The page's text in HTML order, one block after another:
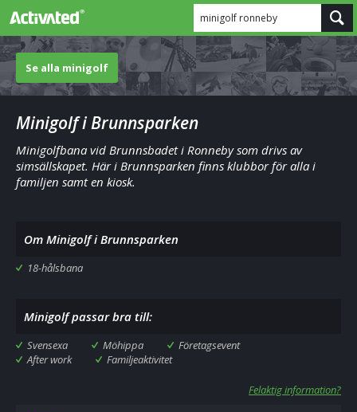
minigolf ronneby
Se alla minigolf
Minigolf i Brunnsparken
Minigolfbana vid Brunnsbadet i Ronneby som drivs av
simsällskapet. Här i Brunnsparken finns klubbor för alla i
familjen samt en kiosk.
Om Minigolf i Brunnsparken
18-hålsbana
Minigolf passar bra till:
Svensexa Möhippa
Företagsevent
After work
Familjeaktivitet
Felaktig information?